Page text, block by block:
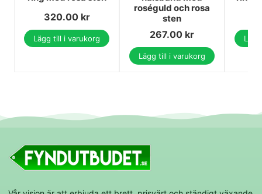
320.00 kr
Lägg till i varukorg
roséguld och rosa
sten
267.00 kr
Lägg till i varukorg